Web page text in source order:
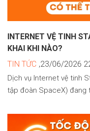
INTERNET VỆ TINH
KHAI KHI NÀO?
TIN TỨC ,23/06/2026
Dịch vụ Internet vệ tinh
tập đoàn SpaceX) đang